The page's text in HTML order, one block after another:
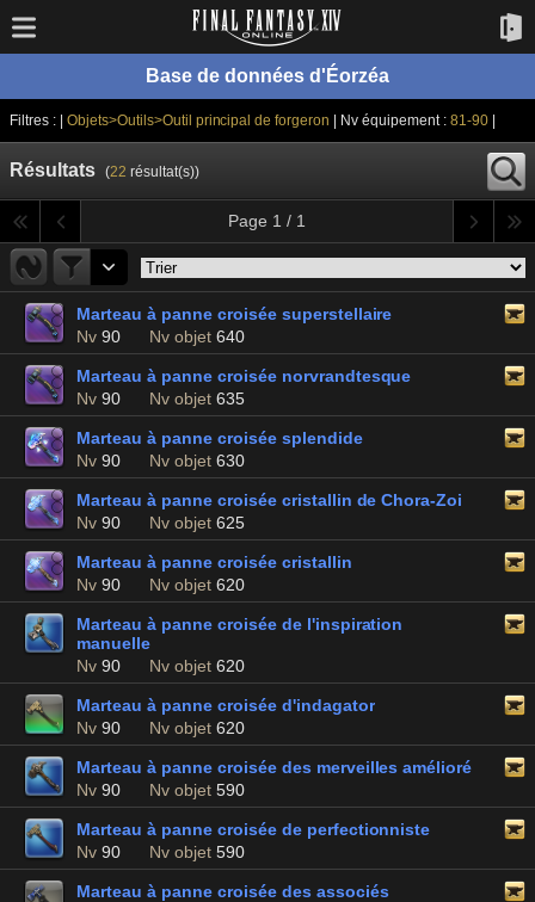
Base de données d'Éorzéa
Filtres : | Objets>Outils>Outil principal de forgeron | Nv équipement : 81-90|
Résultats (22 résultat(s))
Page 1 / 1
Marteau à panne croisée superstellaire
Nv 90 Nv objet 640
Marteau à panne croisée norvrandtesque
Nv 90 Nv objet 635
Marteau à panne croisée splendide
Nv 90 Nv objet 630
Marteau à panne croisée cristallin de Chora-Zoi
Nv 90 Nv objet 625
Marteau à panne croisée cristallin
Nv 90 Nv objet 620
Marteau à panne croisée de l'inspiration
manuelle
Nv 90 Nv objet 620
Marteau à panne croisée d'indagator
Nv 90 Nv objet 620
Marteau à panne croisée des merveilles amélioré
Nv 90 Nv objet 590
Marteau à panne croisée de perfectionniste
Nv 90 Nv objet 590
Marteau à panne croisée des associés